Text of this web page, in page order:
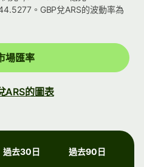
。GBP兌ARS的波動率為
場匯率
ARS的圖表
過去30日 過去90日